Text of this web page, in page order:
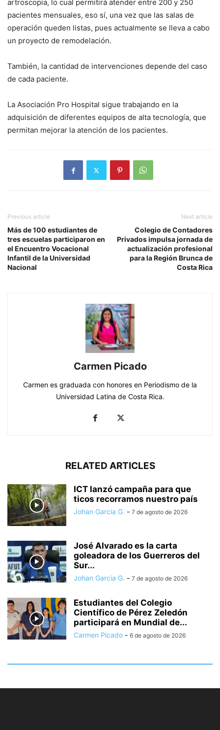
artroscopia, lo cual permitirá atender entre 200 y 250
pacientes mensuales, eso sí, una vez que las salas de
operación queden listas, pues actualmente se lleva a cabo
un proyecto de remodelación.
También, la cantidad de intervenciones depende del caso
de cada paciente.
La Asociación Pro Hospital sigue trabajando en la
adquisición de diferentes equipos de alta tecnología, que
permitan mejorar la atención de los pacientes.
Previous article
Más de 100 estudiantes de
tres escuelas participaron en
el Encuentro Vocacional
Infantil de la Universidad
Nacional
Next article
Colegio de Contadores
Privados impulsa jornada de
actualización profesional
para la Región Brunca de
Costa Rica
Carmen Picado
Carmen es graduada con honores en Periodismo de la
Universidad Latina de Costa Rica.
RELATED ARTICLES
ICT lanzó campaña para que
ticos recorramos nuestro país
Johan Garcia G. - 7 de agosto de 2026
José Alvarado es la carta
goleadora de los Guerreros del
Sur...
Johan Garcia G. - 7 de agosto de 2026
Estudiantes del Colegio
Científico de Pérez Zeledón
participará en Mundial de...
Carmen Picado - 6 de agosto de 2026